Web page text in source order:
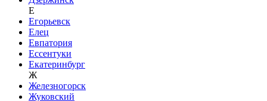
Е
Егорьевск
Елец
Евпатория
Ессентуки
Екатеринбург
Ж
Железногорск
Жуковский